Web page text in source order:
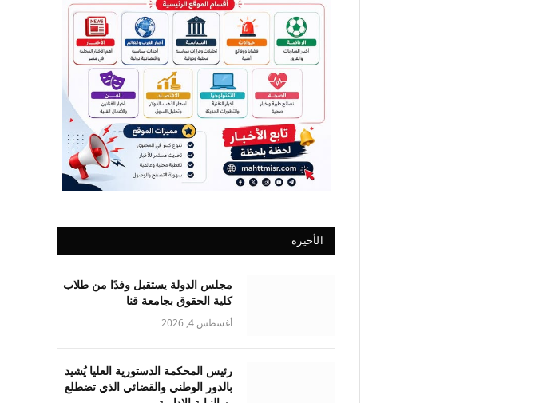
الأخيرة
مجلس الدولة يستقبل وفدًا من طلاب
كلية الحقوق بجامعة قنا
أغسطس 4, 2026
رئيس المحكمة الدستورية العليا يُشيد
بالدور الوطني والقضائي الذي تضطلع